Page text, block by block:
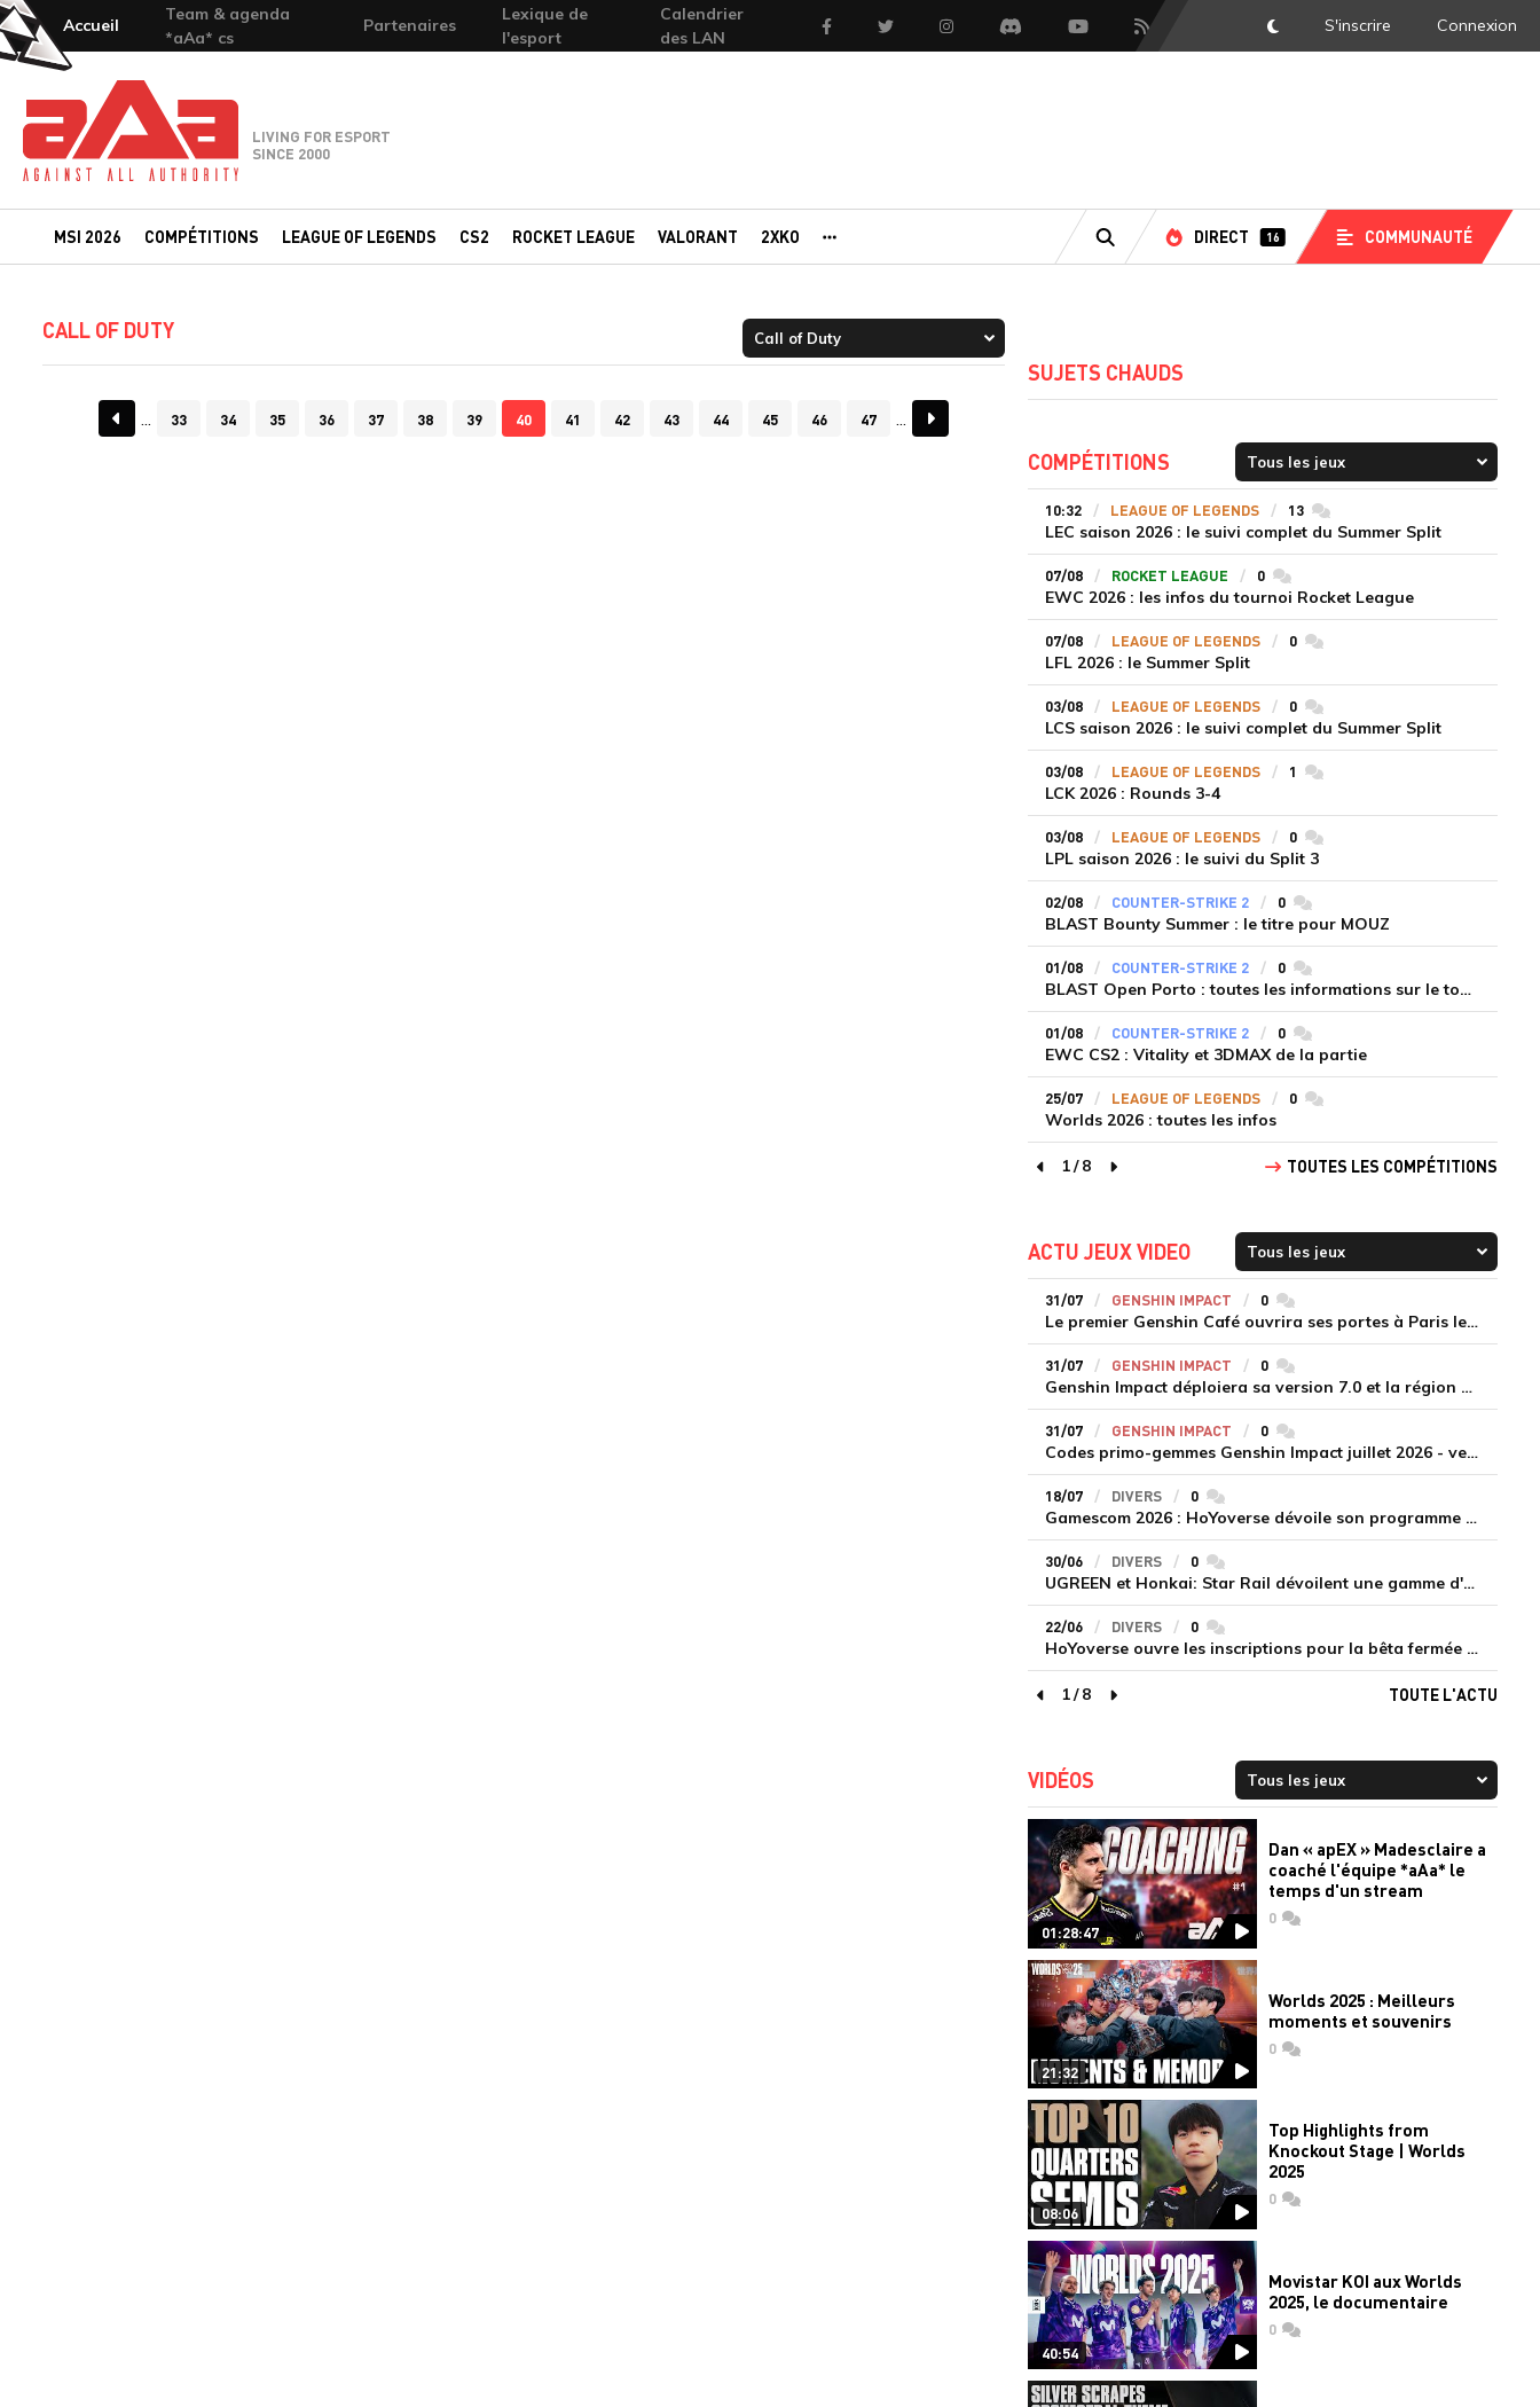
Accueil
Team & agenda
*aAa* cs
Partenaires
Lexique de
l'esport
Calendrier
des LAN
FacebookTwitter InstagramDiscord YoutubeFlux RSS DarkMode
S'inscrire Connexion
Team-aAa - against All authority
LIVING FOR ESPORT
SINCE 2000
MSI 2026 COMPÉTITIONS LEAGUE OF LEGENDS CS2 ROCKET LEAGUE VALORANT 2XKO
RECHERCHE
DIRECT 16 COMMUNAUTÉ
CALL OF DUTY
33 34 35 36 37 38 39 40 41 42 43 44 45 46 47
SUJETS CHAUDS
COMPÉTITIONS
10:32 LEAGUE OF LEGENDS 13commentaires
LEC saison 2026 : le suivi complet du Summer Split
07/08 ROCKET LEAGUE 0commentaires
EWC 2026 : les infos du tournoi Rocket League
07/08 LEAGUE OF LEGENDS 0commentaires
LFL 2026 : le Summer Split
03/08 LEAGUE OF LEGENDS 0commentaires
LCS saison 2026 : le suivi complet du Summer Split
03/08 LEAGUE OF LEGENDS 1 commentaires
LCK 2026 : Rounds 3-4
03/08 LEAGUE OF LEGENDS 0commentaires
LPL saison 2026 : le suivi du Split 3
02/08 COUNTER-STRIKE 2 0commentaires
BLAST Bounty Summer : le titre pour MOUZ
01/08 COUNTER-STRIKE 2 0commentaires
BLAST Open Porto : toutes les informations sur le tournoi
01/08 COUNTER-STRIKE 2 0commentaires
EWC CS2 : Vitality et 3DMAX de la partie
25/07 LEAGUE OF LEGENDS 0commentaires
Worlds 2026 : toutes les infos
page précédente
1/8
page suivante
TOUTES LES COMPÉTITIONS
ACTU JEUX VIDEO
31/07 GENSHIN IMPACT 0commentaires
Le premier Genshin Café ouvrira ses portes à Paris le 14 août
31/07 GENSHIN IMPACT 0commentaires
Genshin Impact déploiera sa version 7.0 et la région de Snezhnaya le 12 août
31/07 GENSHIN IMPACT 0commentaires
Codes primo-gemmes Genshin Impact juillet 2026 - version 7.0
18/07 DIVERS 0commentaires
Gamescom 2026 : HoYoverse dévoile son programme et présente deux nouveaux jeux inédits
30/06 DIVERS 0commentaires
UGREEN et Honkai: Star Rail dévoilent une gamme d'accessoires de recharge en édition limitée
22/06 DIVERS 0commentaires
HoYoverse ouvre les inscriptions pour la bêta fermée de Honkai : Nexus Anima
page précédente
1/8
page suivante
TOUTE L'ACTU
VIDÉOS
01:28:47
Dan « apEX » Madesclaire a
coaché l'équipe *aAa* le
temps d'un stream
0commentaires
21:32
Worlds 2025 : Meilleurs
moments et souvenirs
0commentaires
08:06
Top Highlights from
Knockout Stage | Worlds
2025
0commentaires
40:54
Movistar KOI aux Worlds
2025, le documentaire
0commentaires